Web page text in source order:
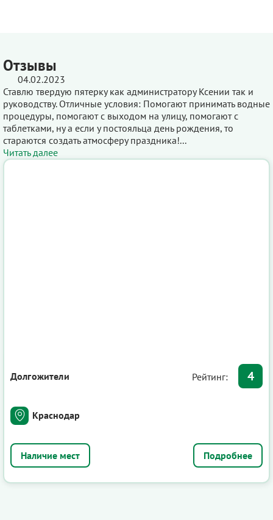
Отзывы
04.02.2023
Ставлю твердую пятерку как администратору Ксении так и
руководству. Отличные условия: Помогают принимать водные
процедуры, помогают с выходом на улицу, помогают с
таблетками, ну а если у постояльца день рождения, то
стараются создать атмосферу праздника!...
Читать далее
Долгожители Рейтинг: 4
Краснодар
Подробнее